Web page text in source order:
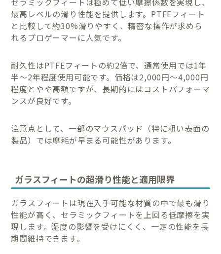
最高レベルの滑り性能を提供します。PTFEフィート
と比較して約30%滑りやすく、精密な操作が求めら
れるプロゲーマーに人気です。
耐久性はPTFEフィートの約2倍で、通常使用では1年
半〜2年程度使用可能です。価格は2,000円〜4,000円
程度とやや高額ですが、長期的にはコストパフォーマ
ンスが良好です。
注意点として、一部のマウスパッド（特に粗い表面の
製品）では摩耗が早まる可能性があります。
ガラスフィートの超滑り性能と適用限界
ガラスフィートは現在入手可能な材質の中で最も滑り
性能が高く、セラミックフィートを上回る低摩擦を実
現します。湿度の影響を受けにくく、一定の性能を長
期間維持できます。